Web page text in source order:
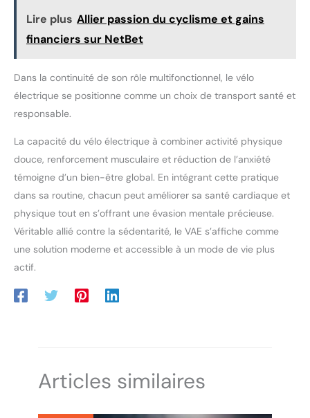
contacter. Notre équipe vous apportera une solution rapide et
professionnelle. Veuillez conserver l’emballage d’origine.
Lire plus Allier passion du cyclisme et gains
financiers sur NetBet
Dans la continuité de son rôle multifonctionnel, le vélo
électrique se positionne comme un choix de transport santé et
responsable.
La capacité du vélo électrique à combiner activité physique
douce, renforcement musculaire et réduction de l’anxiété
témoigne d’un bien-être global. En intégrant cette pratique
dans sa routine, chacun peut améliorer sa santé cardiaque et
physique tout en s’offrant une évasion mentale précieuse.
Véritable allié contre la sédentarité, le VAE s’affiche comme
une solution moderne et accessible à un mode de vie plus
actif.
Articles similaires